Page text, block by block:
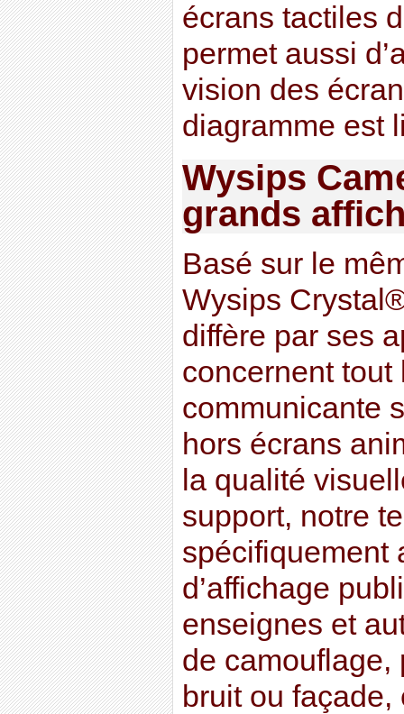
écrans tactiles
permet aussi
vision des
diagramme est
Wysips
grands
Basé sur le
Wysips
diffère par ses
concernent tout
communicante
hors écrans
la qualité
support, notre
spécifiquement
d’affichage
enseignes et
de camouflage,
bruit ou façade,